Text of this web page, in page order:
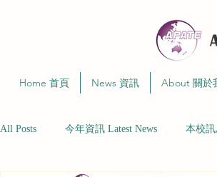
Home 首頁 News 資訊 About 關於
All Posts 今年資訊 Latest News 本校訊